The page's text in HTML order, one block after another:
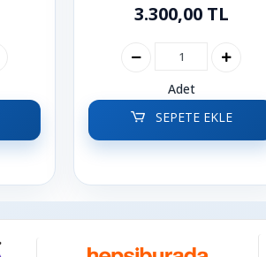
3.300,00 TL
Adet
SEPETE EKLE